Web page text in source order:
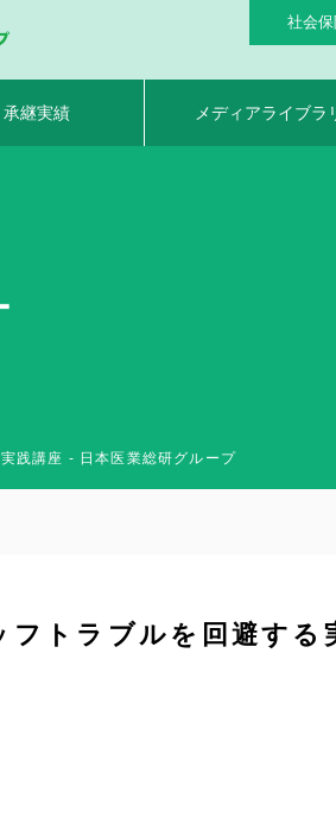
社会
承継実績 メディアライブラ
践講座 - 日本医業総研グループ
フトラブルを回避する